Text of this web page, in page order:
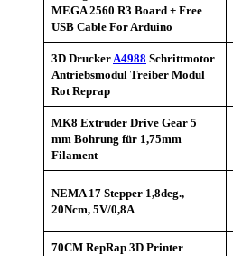
MEGA 2560 R3 Board + Free
USB Cable For Arduino
3D DruckerA4988 Schrittmotor
Antriebsmodul Treiber Modul
Rot Reprap
MK8 Extruder Drive Gear 5
mm Bohrung für 1,75mm
Filament
NEMA 17 Stepper 1,8deg.,
20Ncm, 5V/0,8A
70CM RepRap 3D Printer